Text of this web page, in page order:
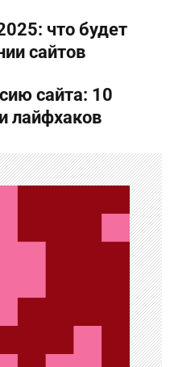
что будет
сайтов
сайта: 10
лайфхаков